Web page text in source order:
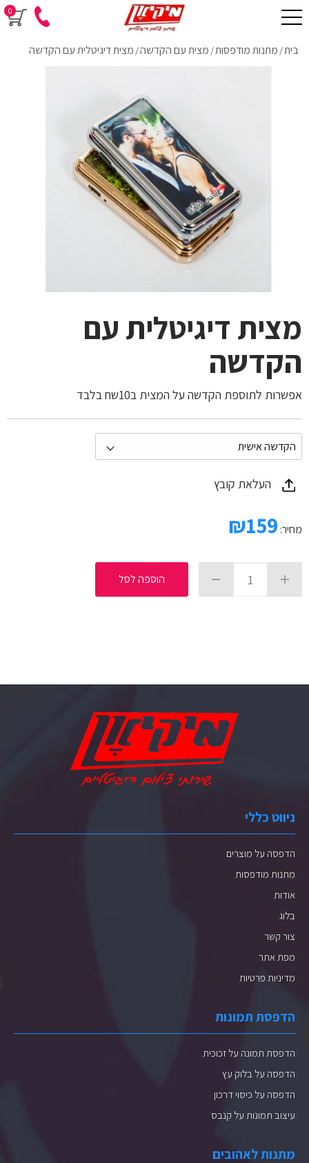
0
בית/ מתנות מודפסות/ מצית עם הקדשה/ מצית דיגיטלית עם הקדשה
מצית דיגיטלית עם
הקדשה
אפשרות לתוספת הקדשה על המצית ב10שח בלבד
העלאת קובץ
מחיר: ₪159
הוספה לסל
ניווט כללי
הדפסה על מוצרים
מתנות מודפסות
אודות
בלוג
צור קשר
מפת אתר
מדיניות פרטיות
הדפסת תמונות
הדפסת תמונה על זכוכית
הדפסה על בלוק עץ
הדפסה על כיסוי דרכון
עיצוב תמונות על קנבס
מתנות לאהובים